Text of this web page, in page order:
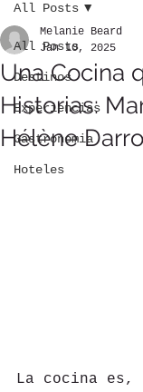
All Posts
Destinos
Experiencias
Gastronomia
Hoteles
All Posts
Una Cocina
Historias:
Hélène
Melanie Beard
Jan 10, 2025
La cocina es,